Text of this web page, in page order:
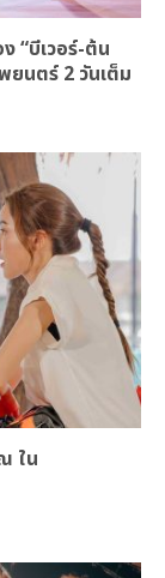
“บีเวอร์-ต้น
ยนตร์ 2 วันเต็ม
ใน